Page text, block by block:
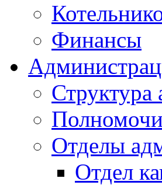
Финансы
Структура
Отделы
Отдел